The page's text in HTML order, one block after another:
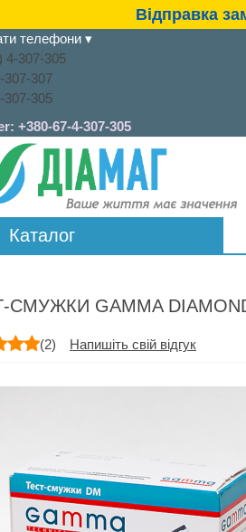
Відправка
телефони ▾
4-307-305
307-307
307-305
+380-67-4-307-305
Каталог
смужки
та автопрокаливателі
тести
19
СМУЖКИ GAMMA
(2)
Напишіть свій відгук